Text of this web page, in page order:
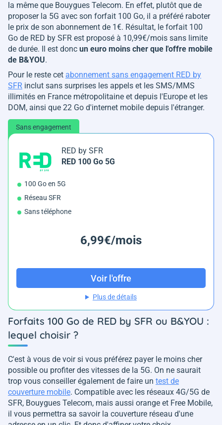
la même que Bouygues Telecom. En effet, plutôt que de
proposer la 5G avec son forfait 100 Go, il a préféré raboter
le prix de son abonnement de 1€. Résultat, le forfait 100
Go de RED by SFR est proposé à 10,99€/mois sans limite
de durée. Il est donc un euro moins cher que l'offre mobile
de B&YOU.
Pour le reste cet abonnement sans engagement RED by
SFR inclut sans surprises les appels et les SMS/MMS
illimités en France métropolitaine et depuis l'Europe et les
DOM, ainsi que 22 Go d'internet mobile depuis l'étranger.
Sans engagement
RED by SFR
RED 100 Go 5G
100 Go en 5G
Réseau SFR
Sans téléphone
6,99€/mois
Voir l'offre
Plus de détails
Forfaits 100 Go de RED by SFR ou B&YOU :
lequel choisir ?
C'est à vous de voir si vous préférez payer le moins cher
possible ou profiter des vitesses de la 5G. On ne saurait
trop vous conseiller également de faire un test de
couverture mobile. Compatible avec les réseaux 4G/5G de
SFR, Bouygues Telecom, mais aussi orange et Free Mobile,
il vous permettra sa savoir la couverture réseau d'une